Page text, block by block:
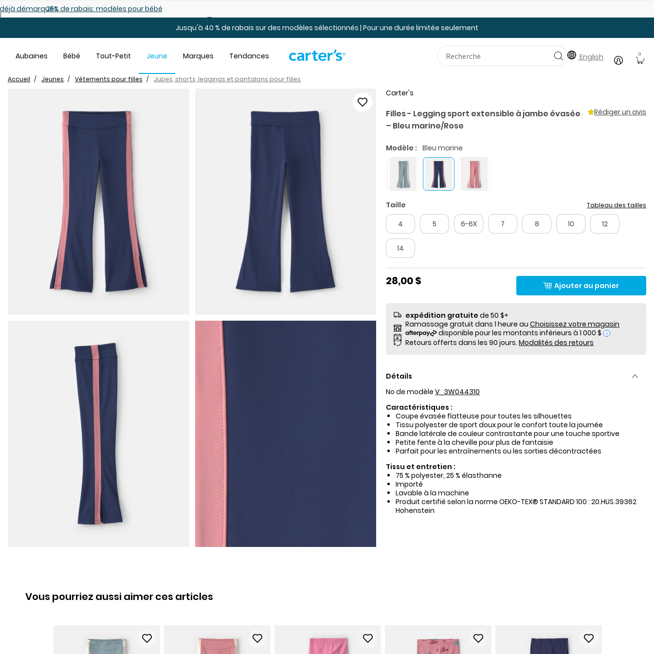
démarqués25% de rabais: modèles pour bébé
Jusqu'à 40 % de rabais sur des modèles sélectionnés | Pour une durée limitée seulement
Aubaines Bébé Tout-Petit Jeune Marques Tendances English 0
Accueil Jeunes Vêtements pour filles Jupes, shorts, leggings et pantalons pour filles
Carter's
Filles - Legging sport extensible à jambe évasée
– Bleu marine/Rose
Rédiger un avis
Modèle : Bleu marine
Taille Tableau des tailles
4 5 6-6X 7 8 10 12
14
28,00 $ Ajouter au panier
expédition gratuite de 50 $+
Ramassage gratuit dans 1 heure au Choisissez votre magasin
i
Retours offerts dans les 90 jours. Modalités des retours
Détails
No de modèle V_3W044310
Caractéristiques :
Coupe évasée flatteuse pour toutes les silhouettes
Tissu polyester de sport doux pour le confort toute la journée
Bande latérale de couleur contrastante pour une touche sportive
Petite fente à la cheville pour plus de fantaisie
Parfait pour les entraînements ou les sorties décontractées
Tissu et entretien :
75 % polyester, 25 % élasthanne
Importé
Lavable à la machine
Produit certifié selon la norme OEKO-TEX® STANDARD 100 : 20.HUS.39362
Hohenstein
Vous pourriez aussi aimer ces articles